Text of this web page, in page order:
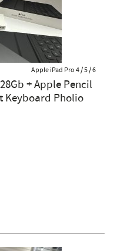
Apple iPad Pro 4 / 5 / 6
+ Apple Pencil
Keyboard Pholio